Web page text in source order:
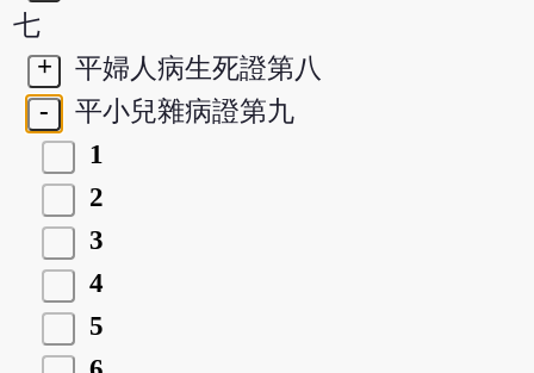
七
+
平婦人病生死證第八
-
平小兒雜病證第九
1
2
3
4
5